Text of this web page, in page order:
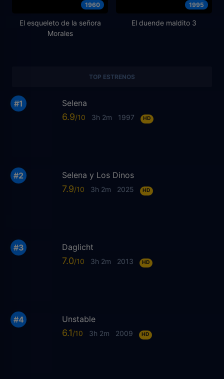
1960
El esqueleto de la señora
Morales
1995
El duende maldito 3
TOP ESTRENOS
Selena
6.9 3h 2m 1997 HD
Selena y Los Dinos
7.9 3h 2m 2025 HD
Daglicht
7.0 3h 2m 2013 HD
Unstable
6.1 3h 2m 2009 HD